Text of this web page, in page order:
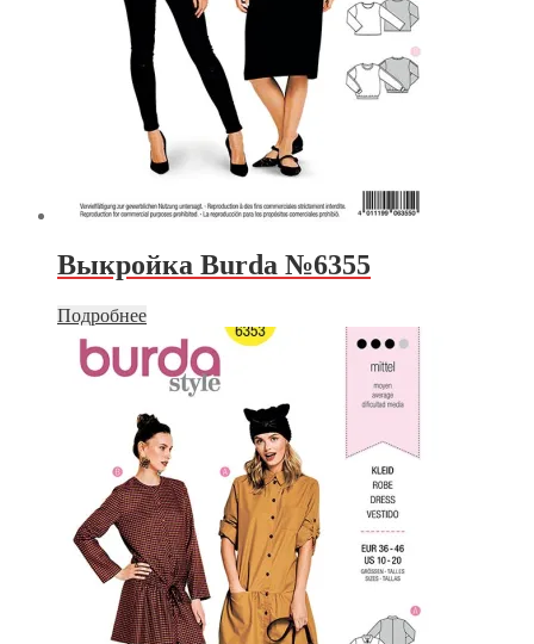
Выкройка Burda №6355
Подробнее